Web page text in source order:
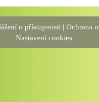
o přístupnosti | Ochrana
Nastavení cookies